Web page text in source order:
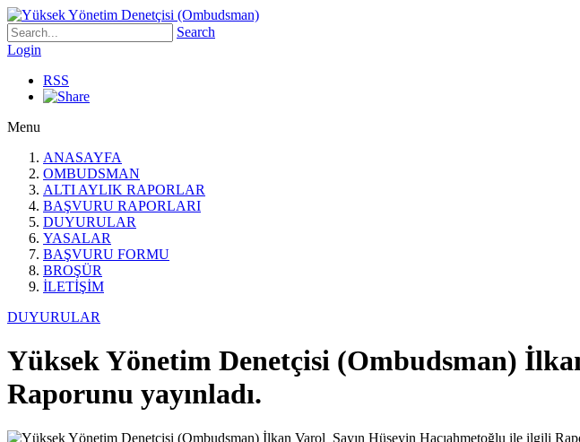
Search
Login
RSS
Menu
ANASAYFA
OMBUDSMAN
ALTI AYLIK RAPORLAR
BAŞVURU RAPORLARI
DUYURULAR
YASALAR
BAŞVURU FORMU
BROŞÜR
İLETİŞİM
DUYURULAR
Yüksek Yönetim Denetçisi (Ombudsman)
Raporunu yayınladı.